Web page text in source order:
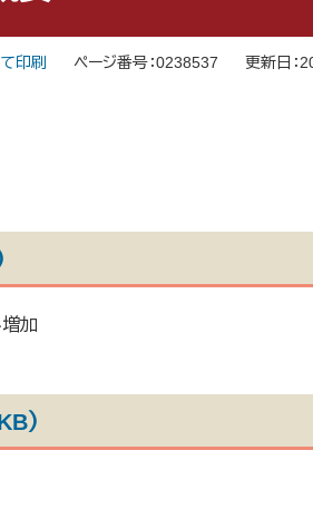
印刷 ページ番号：0238537 更新日：
加
）